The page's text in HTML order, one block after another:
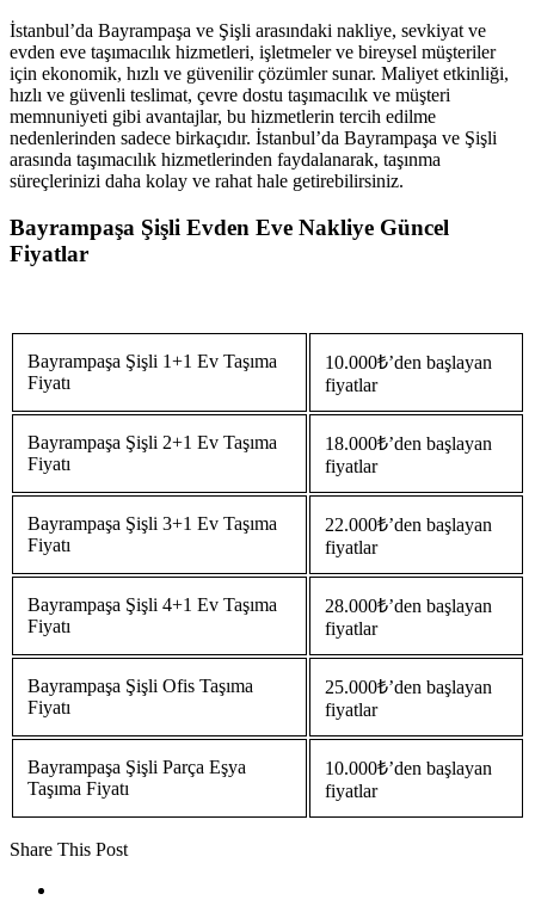
İstanbul’da Bayrampaşa ve Şişli arasındaki nakliye, sevkiyat ve
evden eve taşımacılık hizmetleri, işletmeler ve bireysel müşteriler
için ekonomik, hızlı ve güvenilir çözümler sunar. Maliyet etkinliği,
hızlı ve güvenli teslimat, çevre dostu taşımacılık ve müşteri
memnuniyeti gibi avantajlar, bu hizmetlerin tercih edilme
nedenlerinden sadece birkaçıdır. İstanbul’da Bayrampaşa ve Şişli
arasında taşımacılık hizmetlerinden faydalanarak, taşınma
süreçlerinizi daha kolay ve rahat hale getirebilirsiniz.
Bayrampaşa Şişli Evden Eve Nakliye Güncel
Fiyatlar
Bayrampaşa Şişli 1+1 Ev Taşıma
Fiyatı
10.000₺’den başlayan
fiyatlar
Bayrampaşa Şişli 2+1 Ev Taşıma
Fiyatı
18.000₺’den başlayan
fiyatlar
Bayrampaşa Şişli 3+1 Ev Taşıma
Fiyatı
22.000₺’den başlayan
fiyatlar
Bayrampaşa Şişli 4+1 Ev Taşıma
Fiyatı
28.000₺’den başlayan
fiyatlar
Bayrampaşa Şişli Ofis Taşıma
Fiyatı
25.000₺’den başlayan
fiyatlar
Bayrampaşa Şişli Parça Eşya
Taşıma Fiyatı
10.000₺’den başlayan
fiyatlar
Share This Post